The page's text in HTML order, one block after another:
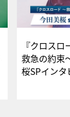
『クロス
救急の約束
桜SPイ